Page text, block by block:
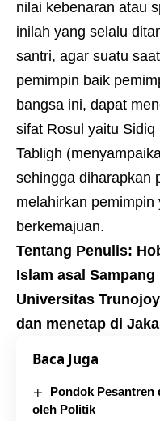
nilai kebenaran atau
inilah yang selalu
santri, agar suatu
pemimpin baik
bangsa ini, dapat
sifat Rosul yaitu
Tabligh
sehingga diharapkan
melahirkan
berkemajuan.
Tentang Penulis:
Islam asal
Universitas
dan menetap di
Baca Juga
Pondok Pesantren
oleh Politik